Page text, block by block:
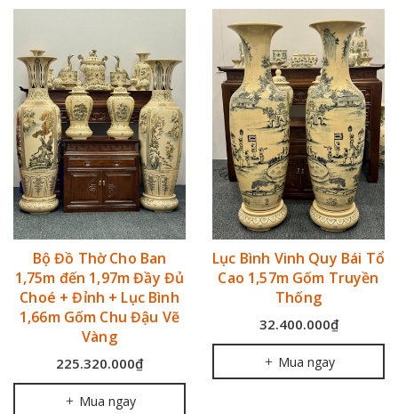
Bộ Đồ Thờ Cho Ban
1,75m đến 1,97m Đầy Đủ
Choé + Đỉnh + Lục Bình
1,66m Gốm Chu Đậu Vẽ
Vàng
225.320.000₫
Mua ngay
Lục Bình Vinh Quy Bái Tổ
Cao 1,57m Gốm Truyền
Thống
32.400.000₫
Mua ngay